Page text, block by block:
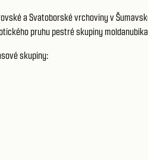
a Svatoborské vrchoviny v
pruhu pestré skupiny moldanubika
skupiny: